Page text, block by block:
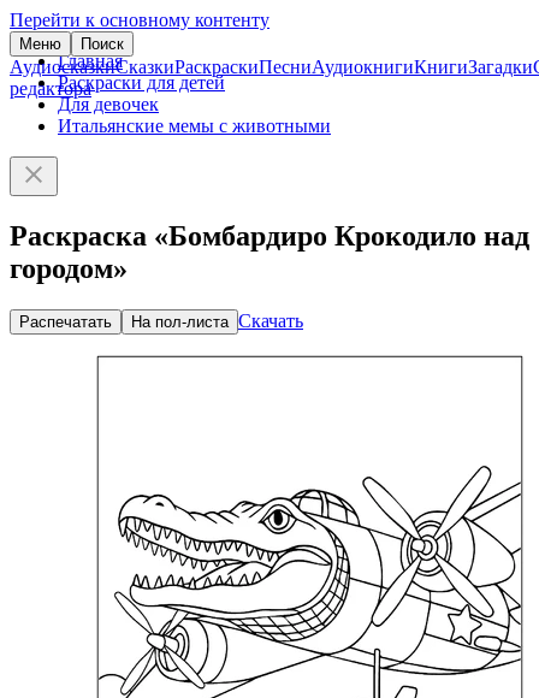
Перейти к основному контенту
Меню Поиск
АудиосказкиСказкиРаскраскиПесниАудиокнигиКнигиЗагадки
редактора
Главная
Раскраски для детей
Для девочек
Итальянские мемы с животными
Раскраска «Бомбардиро Крокодило над
городом»
Распечатать На пол-листа Скачать